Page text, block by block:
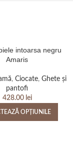
intoarsa negru
Amaris
, Ciocate, Ghete și
pantofi
428.00 lei
OPȚIUNILE